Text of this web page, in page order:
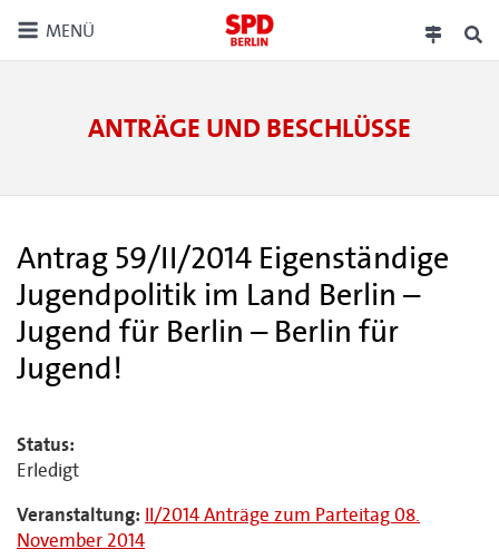
MENÜ
ANTRÄGE UND BESCHLÜSSE
Antrag 59/II/2014 Eigenständige
Jugendpolitik im Land Berlin –
Jugend für Berlin – Berlin für
Jugend!
Status:
Erledigt
Veranstaltung: II/2014 Anträge zum Parteitag 08.
November 2014